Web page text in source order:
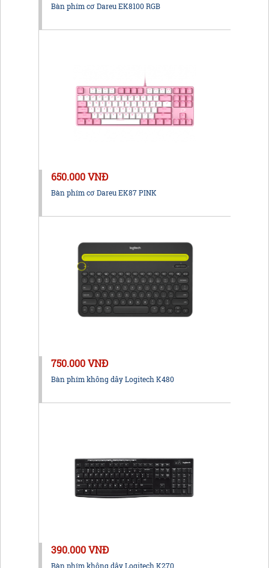
Bàn phím cơ Dareu EK8100 RGB
650.000 VNĐ
Bàn phím cơ Dareu EK87 PINK
750.000 VNĐ
Bàn phím không dây Logitech K480
390.000 VNĐ
Bàn phím không dây Logitech K270